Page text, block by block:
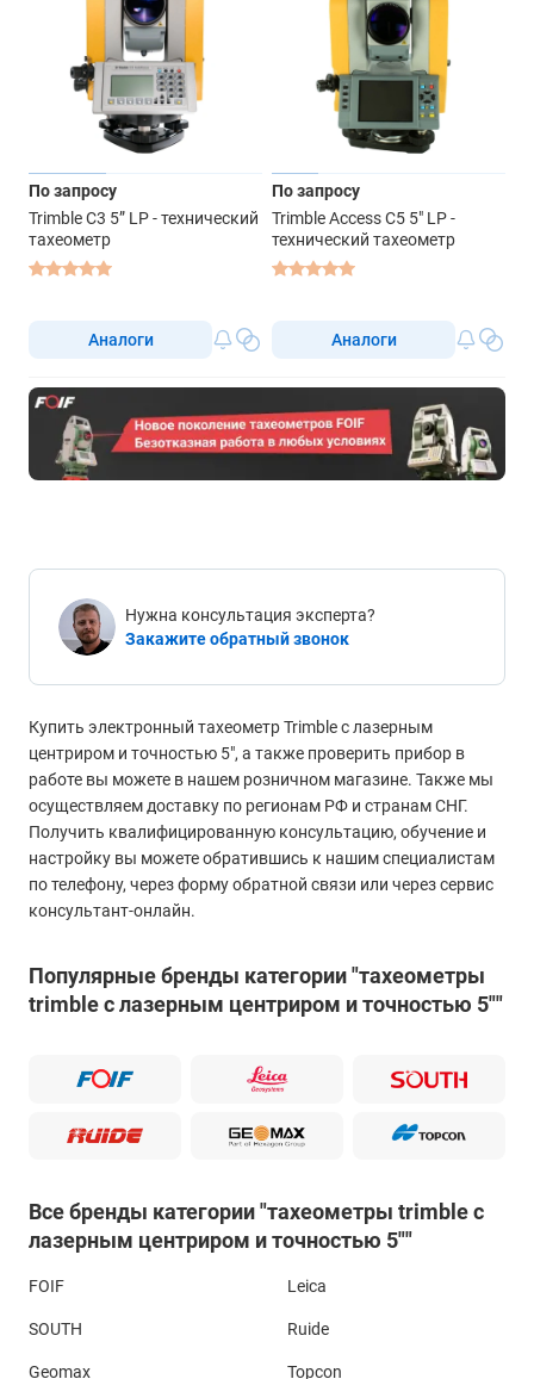
По запросу
Trimble C3 5” LP - технический
тахеометр
Аналоги
По запросу
Trimble Access C5 5" LP -
технический тахеометр
Аналоги
Нужна консультация эксперта?
Закажите обратный звонок
Купить электронный тахеометр Trimble с лазерным
центриром и точностью 5", а также проверить прибор в
работе вы можете в нашем розничном магазине. Также мы
осуществляем доставку по регионам РФ и странам СНГ.
Получить квалифицированную консультацию, обучение и
настройку вы можете обратившись к нашим специалистам
по телефону, через форму обратной связи или через сервис
консультант-онлайн.
Популярные бренды категории "тахеометры
trimble с лазерным центриром и точностью 5""
Все бренды категории "тахеометры trimble с
лазерным центриром и точностью 5""
FOIF Leica
SOUTH Ruide
Geomax Topcon